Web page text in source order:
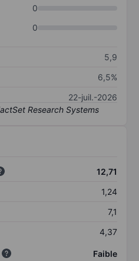
0
0
5,9
6,5%
22-juil.-2026
12,71
1,24
7,1
4,37
Faible